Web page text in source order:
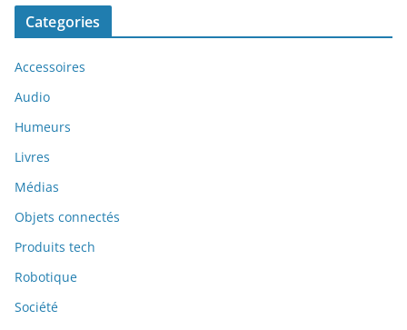
Categories
Accessoires
Audio
Humeurs
Livres
Médias
Objets connectés
Produits tech
Robotique
Société